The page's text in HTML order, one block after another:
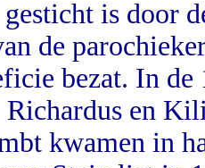
is door
de
bezat. In
en
kwamen in